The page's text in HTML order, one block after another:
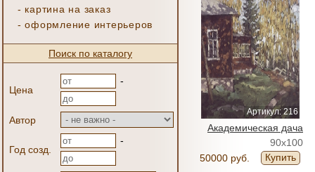
- картина на заказ
-оформление интерьеров
Поиск по каталогу
Цена
-
Автор
Год созд.
-
Артикул: 216
Академическая дача
90x100
50000 руб.
Купить